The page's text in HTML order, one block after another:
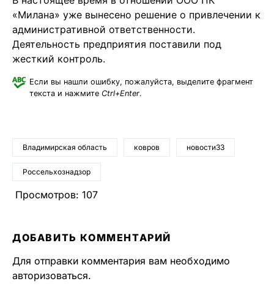
«Милана» уже вынесено решение о привлечении к
административной ответственности.
Деятельность предприятия поставили под
жесткий контроль.
Если вы нашли ошибку, пожалуйста, выделите фрагмент
текста и нажмите Ctrl+Enter.
Владимирская область ковров новости33
Россельхознадзор
Просмотров: 107
ДОБАВИТЬ КОММЕНТАРИЙ
Для отправки комментария вам необходимо
авторизоваться.